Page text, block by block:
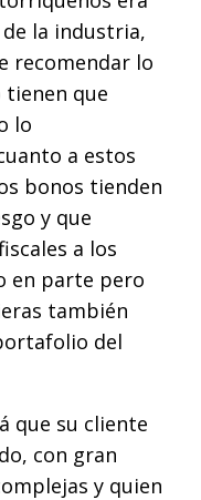
la industria,
recomendar lo
tienen que
lo
a estos
bonos tienden
y que
a los
en parte pero
también
del
que su cliente
con gran
y quien